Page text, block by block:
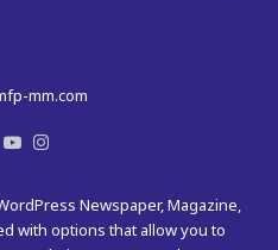
mm.com
Facebook
YouTube
Newspaper, Magazine,
with options that allow you to